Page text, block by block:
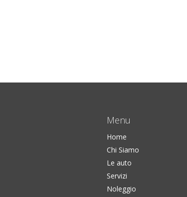
Menu
Home
Chi Siamo
Le auto
Servizi
Noleggio